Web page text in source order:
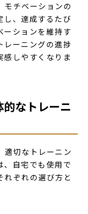
モチベーションの
し、達成するたび
ーションを維持す
レーニングの進捗
感しやすくなりま
なトレーニ
適切なトレーニン
、自宅でも使用で
れぞれの選び方と